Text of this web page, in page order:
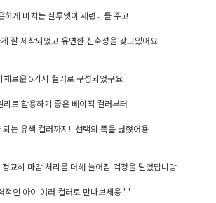
하게 비치는 실루엣이 세련미를 주고
잘 제작되었고 유연한 신축성을 갖고있어요
채로운 5가지 컬러로 구성되었구요
리로 활용하기 좋은 베이직 컬러부터
되는 유색 컬러까지! 선택의 폭을 넓혔어용
교히 마감 처리를 더해 늘어짐 걱정을 덜었답니당
적인 아이 여러 컬러로 만나보세용 '-'